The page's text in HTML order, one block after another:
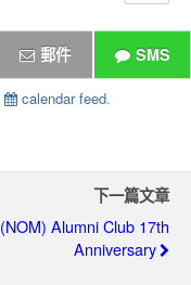
郵件 SMS
calendar feed.
下一篇文章
(NOM) Alumni Club 17th
Anniversary